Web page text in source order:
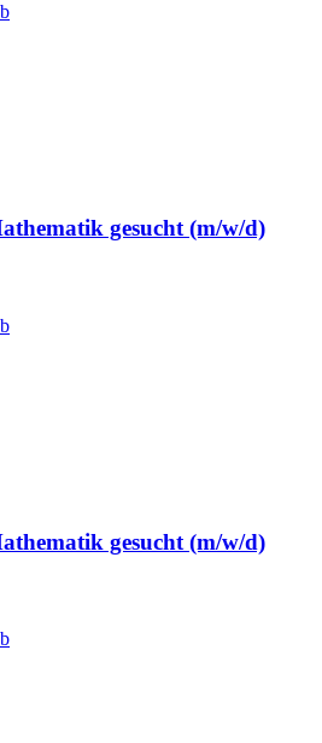
gesucht (m/w/d)
gesucht (m/w/d)